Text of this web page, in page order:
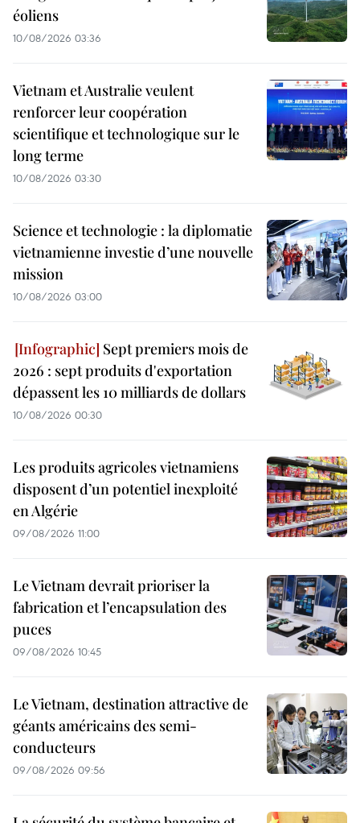
éoliens
10/08/2026 03:36
Vietnam et Australie veulent
renforcer leur coopération
scientifique et technologique sur le
long terme
10/08/2026 03:30
Science et technologie : la diplomatie
vietnamienne investie d’une nouvelle
mission
10/08/2026 03:00
Sept premiers mois de
2026 : sept produits d'exportation
dépassent les 10 milliards de dollars
10/08/2026 00:30
Les produits agricoles vietnamiens
disposent d’un potentiel inexploité
en Algérie
09/08/2026 11:00
Le Vietnam devrait prioriser la
fabrication et l’encapsulation des
puces
09/08/2026 10:45
Le Vietnam, destination attractive de
géants américains des semi-
conducteurs
09/08/2026 09:56